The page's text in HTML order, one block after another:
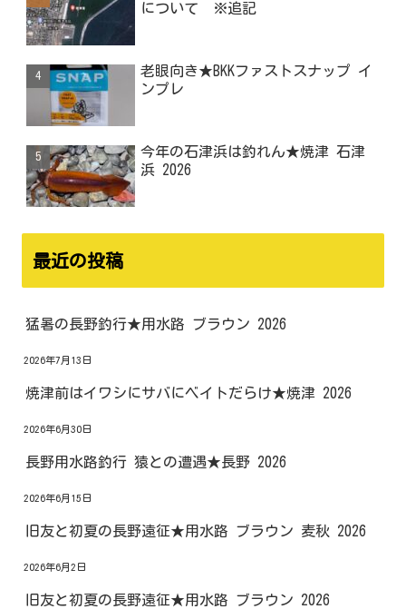
について ※追記
老眼向き★BKKファストスナップ イ
ンプレ
今年の石津浜は釣れん★焼津 石津
浜 2026
最近の投稿
猛暑の長野釣行★用水路 ブラウン 2026
2026年7月13日
焼津前はイワシにサバにベイトだらけ★焼津 2026
2026年6月30日
長野用水路釣行 猿との遭遇★長野 2026
2026年6月15日
旧友と初夏の長野遠征★用水路 ブラウン 麦秋 2026
2026年6月2日
旧友と初夏の長野遠征★用水路 ブラウン 2026